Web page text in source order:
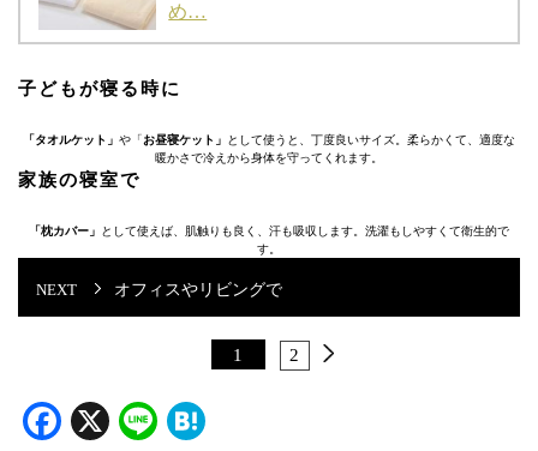
め…
子どもが寝る時に
「タオルケット」 や「お昼寝ケット」
として使うと、丁度良いサイズ。柔らかくて、適度な
暖かさで冷えから身体を守ってくれます。
家族の寝室で
「枕カバー」
として使えば、肌触りも良く、汗も吸収します。洗濯もしやすくて衛生的で
す。
オフィスやリビングで
1 2
Facebook
X Line